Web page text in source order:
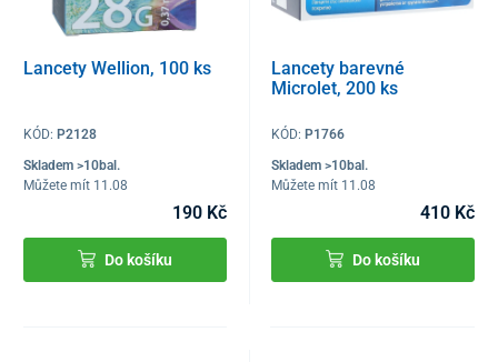
Lancety Wellion, 100 ks
KÓD: P2128
Skladem >10bal.
Můžete mít 11.08
190 Kč
Do košíku
Lancety barevné
Microlet, 200 ks
KÓD: P1766
Skladem >10bal.
Můžete mít 11.08
410 Kč
Do košíku